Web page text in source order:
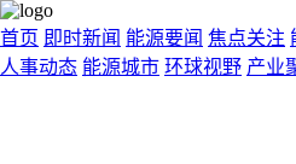
首页 即时新闻 能源要闻 焦点关注
人事动态 能源城市 环球视野 产业